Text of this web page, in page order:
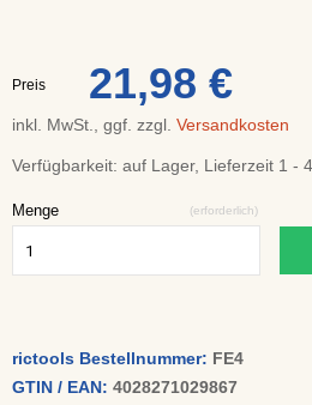
Preis 21,98 €
inkl. MwSt., ggf. zzgl. Versandkosten
Verfügbarkeit: auf Lager, Lieferzeit 1 -
Menge (erforderlich)
rictools Bestellnummer: FE4
GTIN / EAN: 4028271029867